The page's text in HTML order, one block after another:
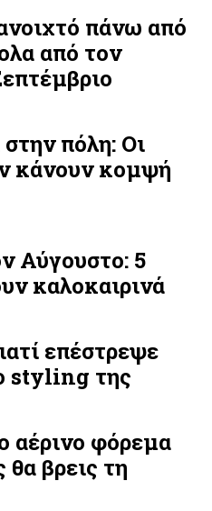
πάνω από
από τον
πόλη: Οι
κάνουν κομψή
Αύγουστο: 5
καλοκαιρινά
επέστρεψε
styling της
αέρινο φόρεμα
βρεις τη